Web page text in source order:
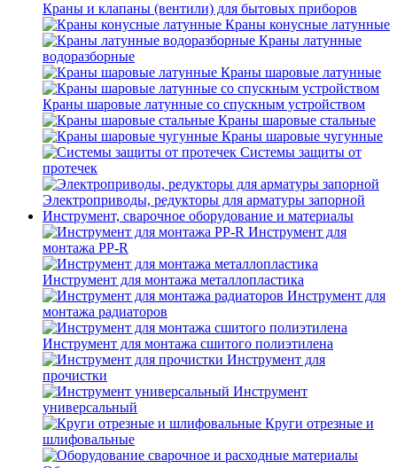
Краны и клапаны (вентили) для бытовых приборов
Краны конусные латунные
Краны латунные
водоразборные
Краны шаровые латунные
Краны шаровые латунные со спускным устройством
Краны шаровые стальные
Краны шаровые чугунные
Системы защиты от
протечек
Электроприводы, редукторы для арматуры запорной
Инструмент, сварочное оборудование и материалы
Инструмент для
монтажа PP-R
Инструмент для монтажа металлопластика
Инструмент для
монтажа радиаторов
Инструмент для монтажа сшитого полиэтилена
Инструмент для
прочистки
Инструмент
универсальный
Круги отрезные и
шлифовальные